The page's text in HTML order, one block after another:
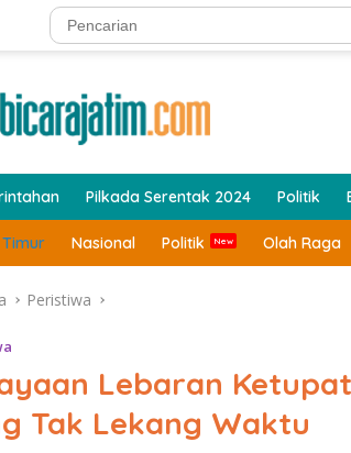
Pilkada Serentak 2024 Politik
Nasional Politik Olah Raga
Peristiwa
Lebaran
Tak Lekang Waktu